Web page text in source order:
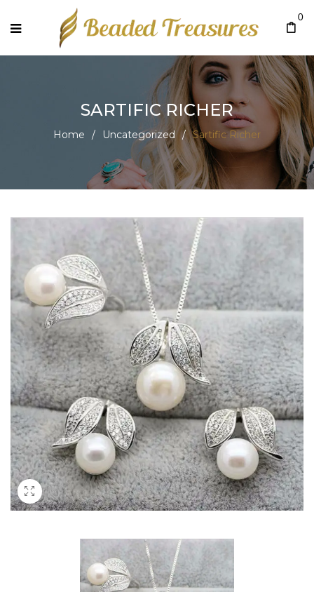
0
SARTIFIC RICHER
Home / Uncategorized / Sartific Richer